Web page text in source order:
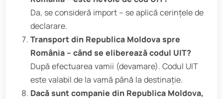
Da, se consideră import – se aplică cerințele de
declarare.
Transport din Republica Moldova spre
România – când se eliberează codul UIT?
După efectuarea vamii (devamare). Codul UIT
este valabil de la vamă până la destinație.
Dacă sunt companie din Republica Moldova,